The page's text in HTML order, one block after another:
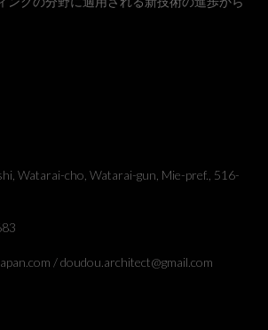
Watarai-cho, Watarai-gun, Mie-pref., 516-
/ doudou.architect@gmail.com